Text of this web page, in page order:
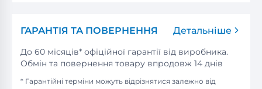
ГАРАНТІЯ ТА ПОВЕРНЕННЯ Детальніше
До 60 місяців* офіційної гарантії від виробника.
Обмін та повернення товару впродовж 14 днів
* Гарантійні терміни можуть відрізнятися залежно від